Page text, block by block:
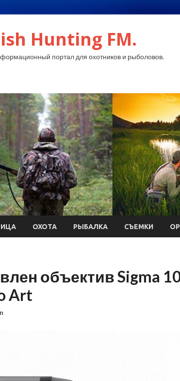
Hunting FM.
портал для охотников и рыболовов.
ОХОТА РЫБАЛКА СЪЕМКИ
объектив Sigma
Art